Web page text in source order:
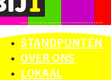
STANDPUNTEN
OVER ONS
LOKAAL